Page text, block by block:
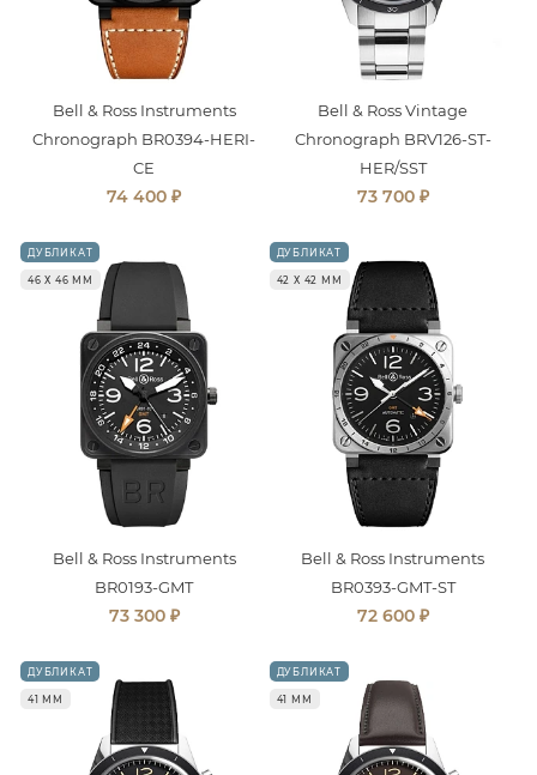
Bell & Ross Instruments
Chronograph BR0394-HERI-
CE
74 400 ₽
Bell & Ross Vintage
Chronograph BRV126-ST-
HER/SST
73 700 ₽
ДУБЛИКАТ
46 Х 46 ММ
Bell & Ross Instruments
BR0193-GMT
73 300 ₽
ДУБЛИКАТ
42 Х 42 ММ
Bell & Ross Instruments
BR0393-GMT-ST
72 600 ₽
ДУБЛИКАТ
41 ММ
ДУБЛИКАТ
41 ММ